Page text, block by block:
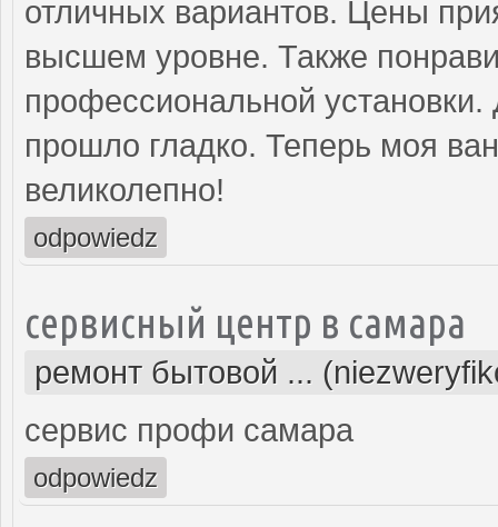
отличных вариантов. Цены
высшем уровне. Также
профессиональной
прошло гладко. Теперь моя
великолепно!
odpowiedz
сервисный центр в самара
ремонт бытовой ...
сервис профи самара
odpowiedz